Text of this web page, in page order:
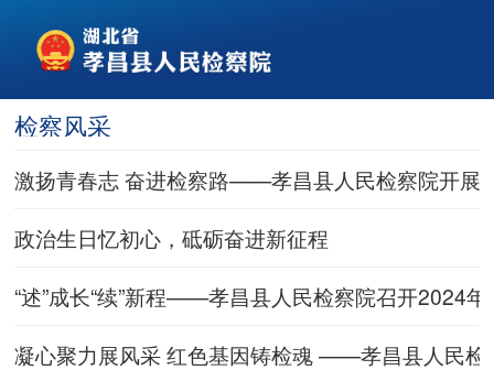
检察风采
激扬青春志 奋进检察路——孝昌县人民检察院开展
政治生日忆初心，砥砺奋进新征程
“述”成长“续”新程——孝昌县人民检察院召开2024
凝心聚力展风采 红色基因铸检魂 ——孝昌县人民检